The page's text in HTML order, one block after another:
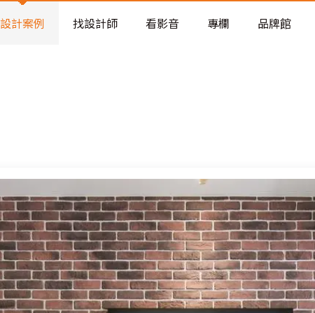
看不見的居家風險和翻新關鍵
老屋預算分配與高 CP 值煥新術
設計案例 找設計師 看影音 專欄 品牌館